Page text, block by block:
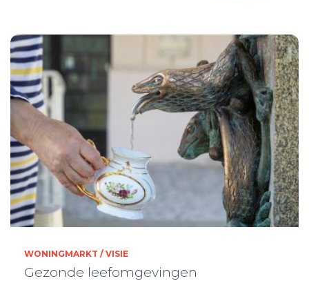
WONINGMARKT / VISIE
Gezonde leefomgevingen